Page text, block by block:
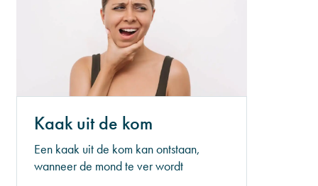
Kaak uit de kom
Een kaak uit de kom kan ontstaan,
wanneer de mond te ver wordt